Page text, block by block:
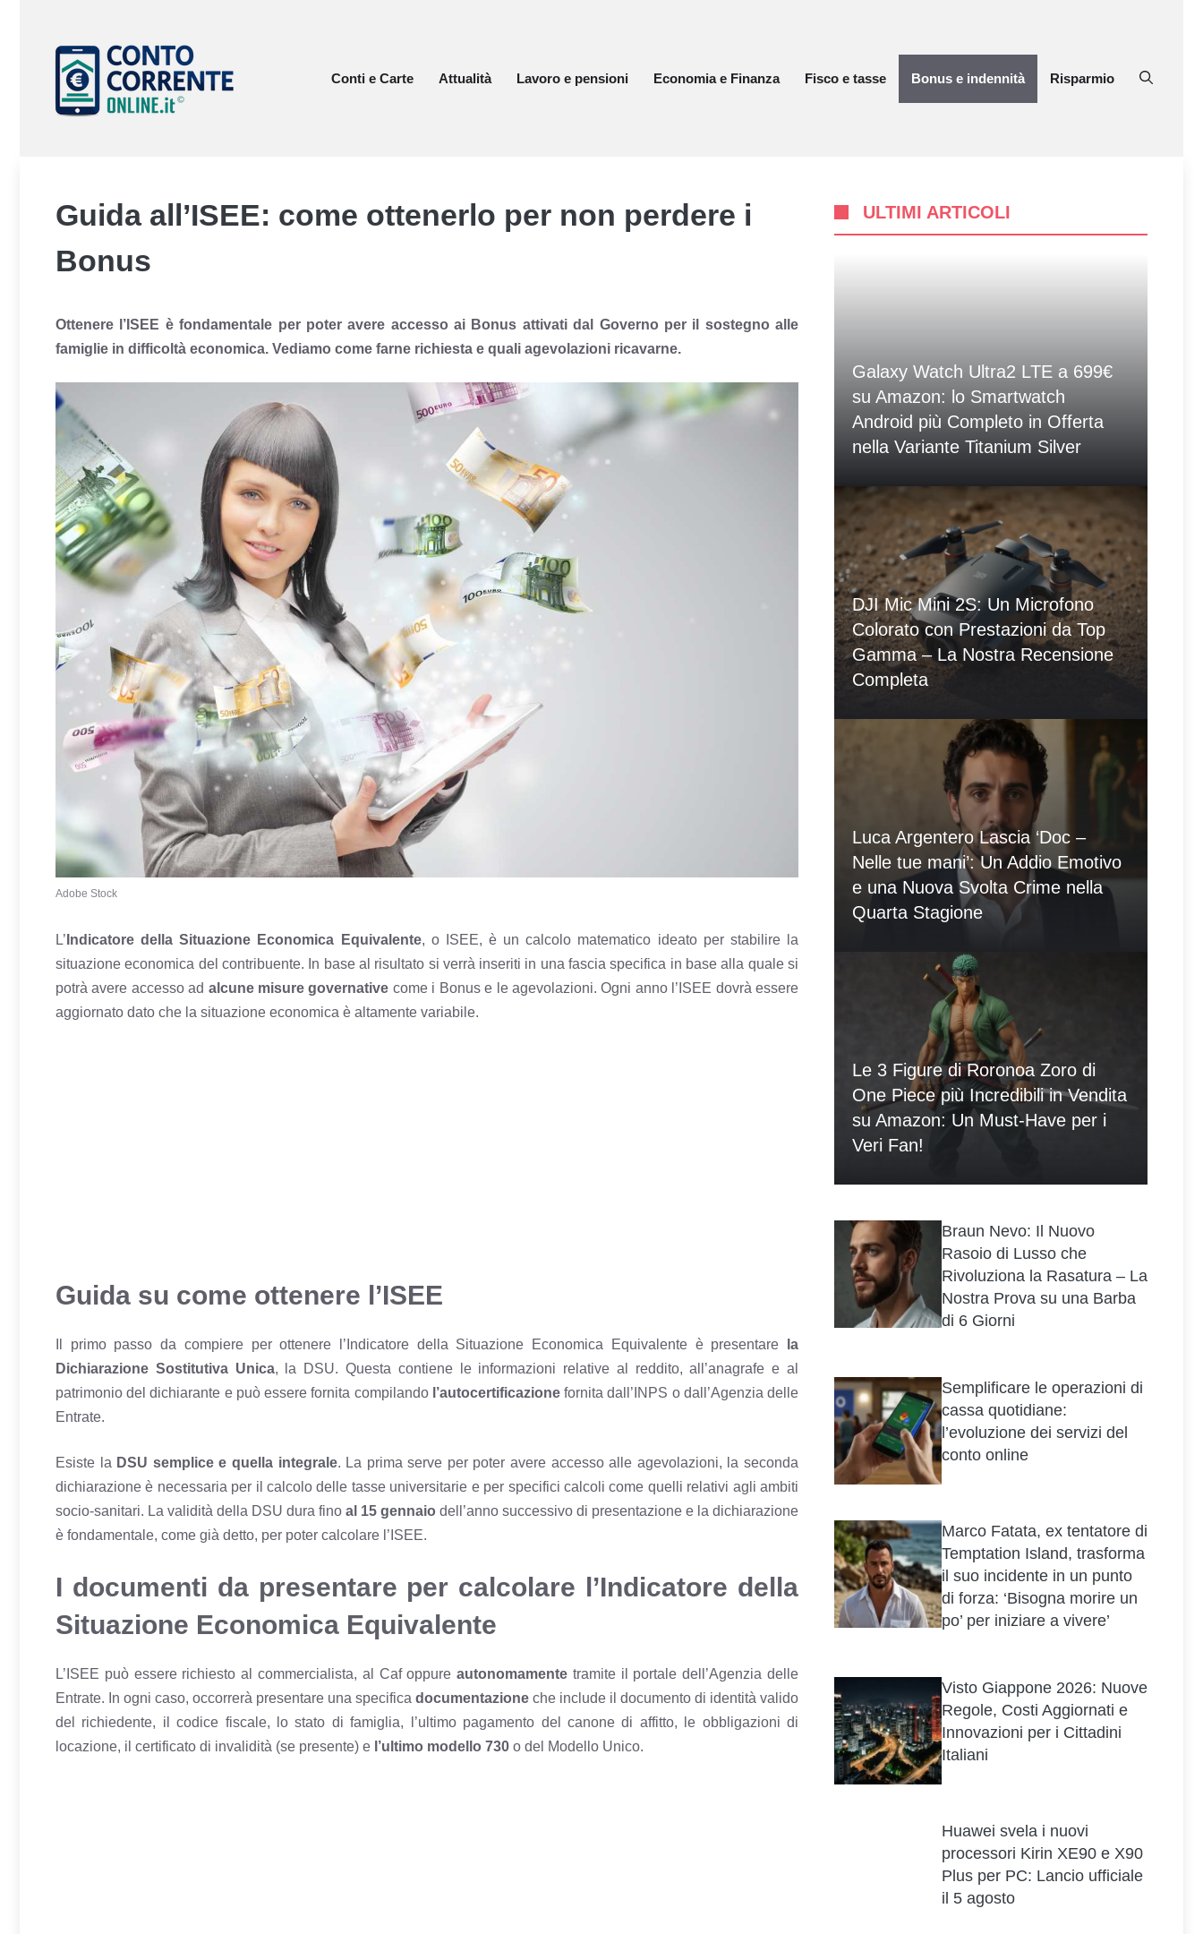
contenuto
Conti e Carte
Attualità Lavoro e pensioni Economia e Finanza Fisco e tasse Bonus e indennità Risparmio
Guida all’ISEE: come ottenerlo per non perdere i
Bonus
Ottenere l’ISEE è fondamentale per poter avere accesso ai Bonus attivati dal Governo per il sostegno alle
famiglie in difficoltà economica. Vediamo come farne richiesta e quali agevolazioni ricavarne.
Adobe Stock
L’ Indicatore della Situazione Economica Equivalente, o ISEE, è un calcolo matematico ideato per stabilire la
situazione economica del contribuente. In base al risultato si verrà inseriti in una fascia specifica in base alla quale si
potrà avere accesso ad alcune misure governative come i Bonus e le agevolazioni. Ogni anno l’ISEE dovrà essere
aggiornato dato che la situazione economica è altamente variabile.
Guida su come ottenere l’ISEE
Il primo passo da compiere per ottenere l’Indicatore della Situazione Economica Equivalente è presentare
la
Dichiarazione Sostitutiva Unica, la DSU. Questa contiene le informazioni relative al reddito, all’anagrafe e al
patrimonio del dichiarante e può essere fornita compilandol’autocertificazionefornita dall’INPS o dall’Agenzia delle
Entrate.
Esiste la DSU semplice e quella integrale. La prima serve per poter avere accesso alle agevolazioni, la seconda
dichiarazione è necessaria per il calcolo delle tasse universitarie e per specifici calcoli come quelli relativi agli ambiti
socio-sanitari. La validità della DSU dura fino al 15 gennaio dell’anno successivo di presentazione e la dichiarazione
è fondamentale, come già detto, per poter calcolare l’ISEE.
I documenti da presentare per calcolare l’Indicatore della
Situazione Economica Equivalente
L’ISEE può essere richiesto al commercialista, al Caf oppureautonomamente tramite il portale dell’Agenzia delle
Entrate. In ogni caso, occorrerà presentare una specifica documentazione che include il documento di identità valido
del richiedente, il codice fiscale, lo stato di famiglia, l’ultimo pagamento del canone di affitto, le obbligazioni di
locazione, il certificato di invalidità (se presente) e l’ultimo modello 730 o del Modello Unico.
ULTIMI ARTICOLI
Galaxy Watch Ultra2 LTE a 699€
su Amazon: lo Smartwatch
Android più Completo in Offerta
nella Variante Titanium Silver
DJI Mic Mini 2S: Un Microfono
Colorato con Prestazioni da Top
Gamma – La Nostra Recensione
Completa
Luca Argentero Lascia ‘Doc –
Nelle tue mani’: Un Addio Emotivo
e una Nuova Svolta Crime nella
Quarta Stagione
Le 3 Figure di Roronoa Zoro di
One Piece più Incredibili in Vendita
su Amazon: Un Must-Have per i
Veri Fan!
Braun Nevo: Il Nuovo
Rasoio di Lusso che
Rivoluziona la Rasatura – La
Nostra Prova su una Barba
di 6 Giorni
Semplificare le operazioni di
cassa quotidiane:
l’evoluzione dei servizi del
conto online
Marco Fatata, ex tentatore di
Temptation Island, trasforma
il suo incidente in un punto
di forza: ‘Bisogna morire un
po’ per iniziare a vivere’
Visto Giappone 2026: Nuove
Regole, Costi Aggiornati e
Innovazioni per i Cittadini
Italiani
Huawei svela i nuovi
processori Kirin XE90 e X90
Plus per PC: Lancio ufficiale
il 5 agosto